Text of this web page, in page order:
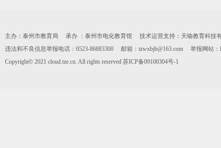
主办：泰州市教育局 承办 ：泰州市电化教育馆 技术运营支持：天喻教育科技有
违法和不良信息举报电话：0523-86883300 邮箱：tzwxbjb@163.com 举报网站：
Copyright© 2021 cloud.tze.cn. All rights reserved 苏ICP备09100304号-1